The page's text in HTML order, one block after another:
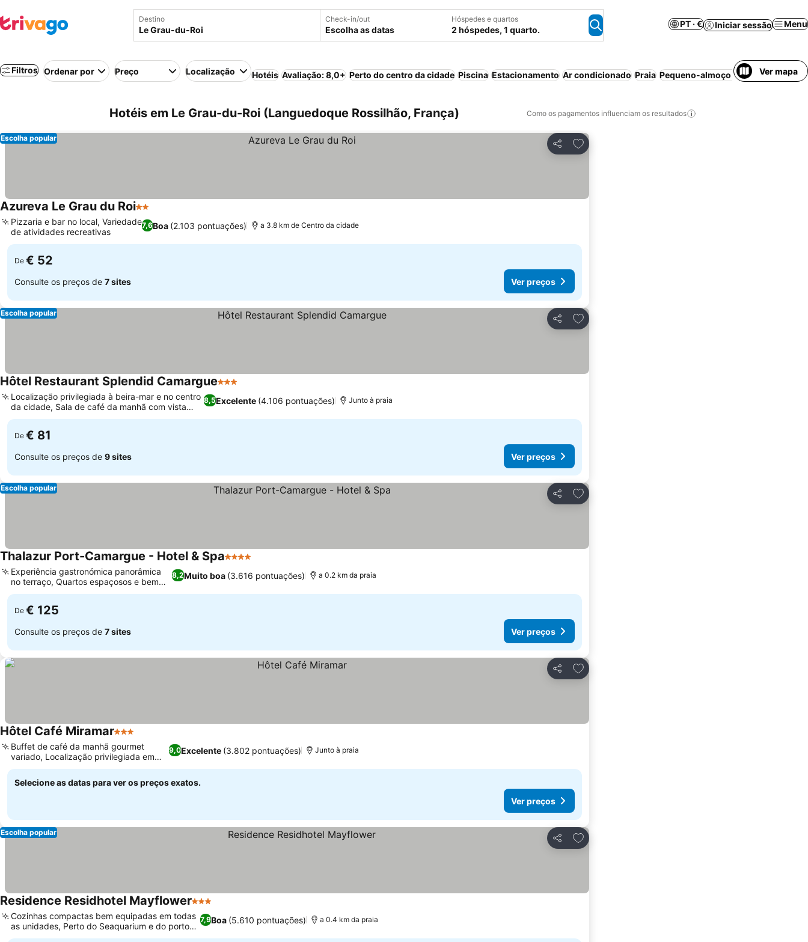
Destino Check-in/out
Escolha as datas
Hóspedes e quartos
2 hóspedes, 1 quarto.
PT · € Iniciar sessão Menu
Filtros Ordenar por Preço Localização Hotéis Avaliação: 8,0+ Perto do centro da cidade Piscina Estacionamento Ar condicionado Praia Pequeno-almoço incluídoVer mapa
Hotéis em Le Grau-du-Roi (Languedoque Rossilhão, França) Como os pagamentos influenciam os resultados
Partilhar
Adicionar aos favoritos
Escolha popular
Azureva Le Grau du Roi2 Estrelas
7,6Boa (2.103 pontuações)
Pizzaria e bar no local, Variedade
de atividades recreativas
a 3.8 km de Centro da cidade
De € 52
Consulte os preços de 7 sites Ver preços
Partilhar
Adicionar aos favoritos
Escolha popular
Hôtel Restaurant Splendid Camargue3 Estrelas
8,5Excelente (4.106 pontuações)
Localização privilegiada à beira-mar e no centro
da cidade, Sala de café da manhã com vista
panorâmica para o mar
Junto à praia
De € 81
Consulte os preços de 9 sites Ver preços
Partilhar
Adicionar aos favoritos
Escolha popular
Thalazur Port-Camargue - Hotel & Spa4 Estrelas
8,2Muito boa (3.616 pontuações)
Experiência gastronómica panorâmica
no terraço, Quartos espaçosos e bem
equipados
a 0.2 km da praia
De € 125
Consulte os preços de 7 sites Ver preços
Partilhar
Adicionar aos favoritos
Hôtel Café Miramar3 Estrelas
9,0Excelente (3.802 pontuações)
Buffet de café da manhã gourmet
variado, Localização privilegiada em
frente à praia
Junto à praia
Selecione as datas para ver os preços exatos.
Ver preços
Partilhar
Adicionar aos favoritos
Escolha popular
Residence Residhotel Mayflower3 Estrelas
7,9Boa (5.610 pontuações)
Cozinhas compactas bem equipadas em todas
as unidades, Perto do Seaquarium e do porto
de pesca
a 0.4 km da praia